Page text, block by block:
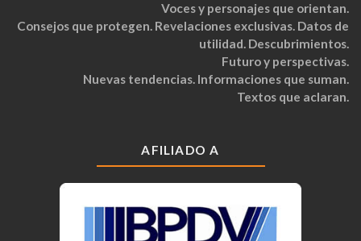
Voces y personajes que orientan.
Consejos que protegen. Revelaciones exclusivas. Datos de
utilidad. Descubrimientos.
Futuro y perspectivas.
Nuevas tendencias. Informaciones que suman.
Textos que aclaran.
AFILIADO A